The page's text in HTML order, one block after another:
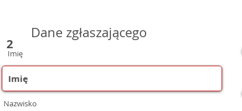
2
Dane zgłaszającego
Imię
Nazwisko